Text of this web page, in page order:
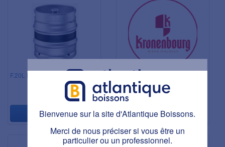
F.20L KROMBACHER PILS 4°8
5,85 € HT
Bienvenue sur la site d'Atlantique Boissons.
Ce site est réservé aux personnes majeures.
Avez-vous plus de 18 ans ?
Bienvenue sur la site d'Atlantique Boissons.
Merci de nous préciser si vous être un
particulier ou un professionnel.